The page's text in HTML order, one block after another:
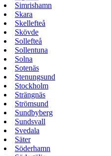
Simrishamn
Skara
Skellefteå
Skövde
Sollefteå
Sollentuna
Solna
Sotenäs
Stenungsund
Stockholm
Strängnäs
Strömsund
Sundbyberg
Sundsvall
Svedala
Säter
Söderhamn